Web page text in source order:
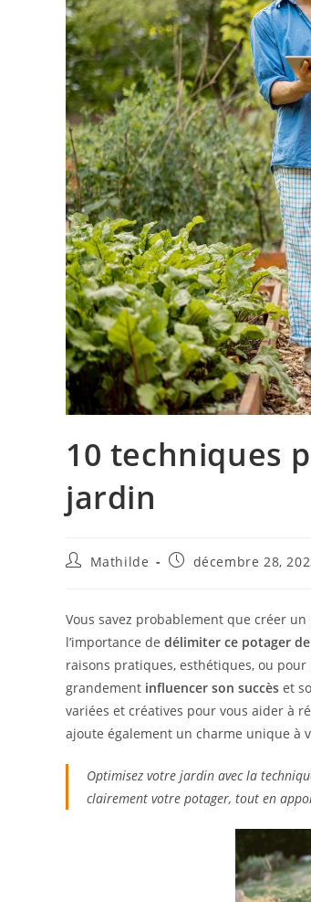
10 techniques
jardin
Mathilde décembre 28,
Vous savez probablement que créer
l’importance de délimiter ce potager
raisons pratiques, esthétiques, ou
grandement influencer son succès et
variées et créatives pour vous aider à
ajoute également un charme unique à
Optimisez votre jardin avec la
clairement votre potager, tout en